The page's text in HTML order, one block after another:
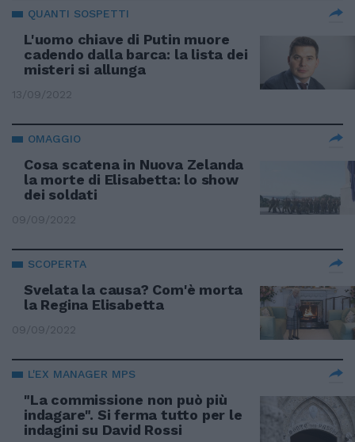
QUANTI SOSPETTI
L'uomo chiave di Putin muore
cadendo dalla barca: la lista dei
misteri si allunga
13/09/2022
OMAGGIO
Cosa scatena in Nuova Zelanda
la morte di Elisabetta: lo show
dei soldati
09/09/2022
SCOPERTA
Svelata la causa? Com'è morta
la Regina Elisabetta
09/09/2022
L'EX MANAGER MPS
"La commissione non può più
indagare". Si ferma tutto per le
indagini su David Rossi